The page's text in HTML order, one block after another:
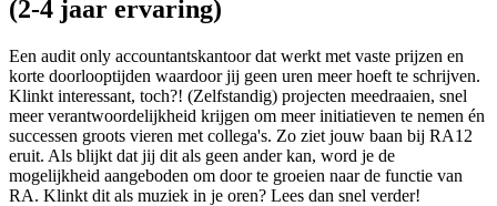
(2-4 jaar ervaring)
Een audit only accountantskantoor dat werkt met vaste prijzen en
korte doorlooptijden waardoor jij geen uren meer hoeft te schrijven.
Klinkt interessant, toch?! (Zelfstandig) projecten meedraaien, snel
meer verantwoordelijkheid krijgen om meer initiatieven te nemen én
successen groots vieren met collega's. Zo ziet jouw baan bij RA12
eruit. Als blijkt dat jij dit als geen ander kan, word je de
mogelijkheid aangeboden om door te groeien naar de functie van
RA. Klinkt dit als muziek in je oren? Lees dan snel verder!